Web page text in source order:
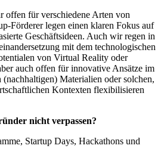
offen für verschiedene Arten von
Förderer legen einen klaren Fokus auf
Geschäftsideen. Auch wir regen in
mit dem technologischen
von Virtual Reality oder
auch offen für innovative Ansätze im
(nachhaltigen) Materialien oder solchen,
Kontexten flexibilisieren
nicht verpassen?
Startup Days, Hackathons und